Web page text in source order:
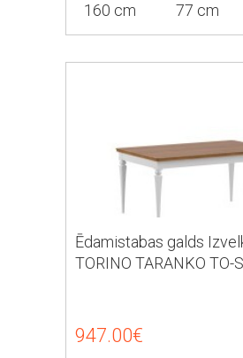
160 cm 77 cm
Ēdamistabas galds
TORINO TARANKO TO-
947.00€